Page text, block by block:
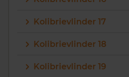
Kolibrievlinder 17
Kolibrievlinder 18
Kolibrievlinder 19